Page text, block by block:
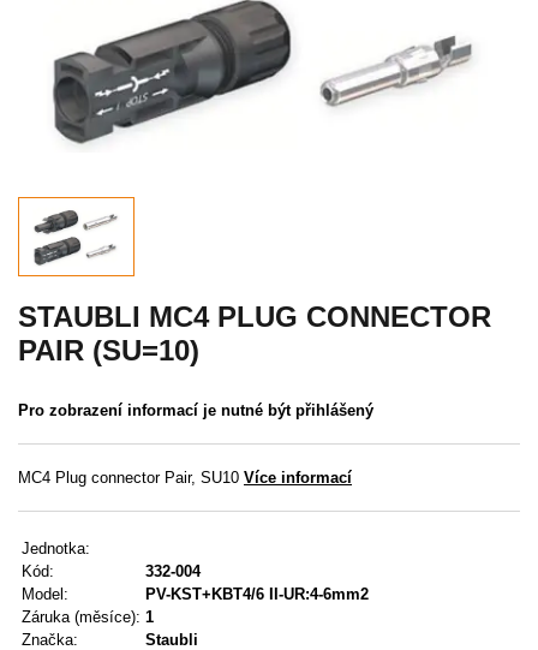
Montážní systémy
Příslušenství
MENU
KONTAKTY
UŽIVATELSKÉ MENU
Menu
Přihlášení
Registrace
STAUBLI MC4 PLUG CONNECTOR
PAIR (SU=10)
Pro zobrazení informací je nutné být přihlášený
MC4 Plug connector Pair, SU10 Více informací
Jednotka:
Kód:
332-004
Model:
PV-KST+KBT4/6 II-UR:4-6mm2
Záruka (měsíce): 1
Značka:
Staubli